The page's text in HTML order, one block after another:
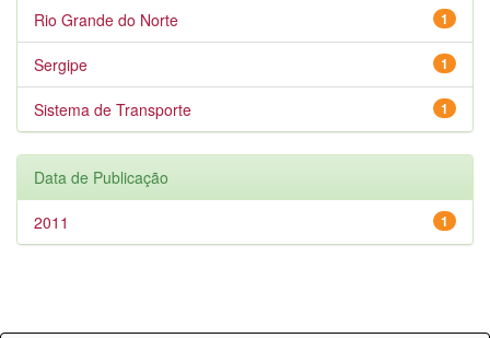
1
Rio Grande do Norte
1
Sergipe
1
Sistema de Transporte
Data de Publicação
1
2011